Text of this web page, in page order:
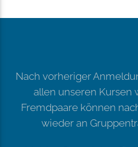
Nach vorheriger
allen unseren Kursen
Fremdpaare können
wieder an